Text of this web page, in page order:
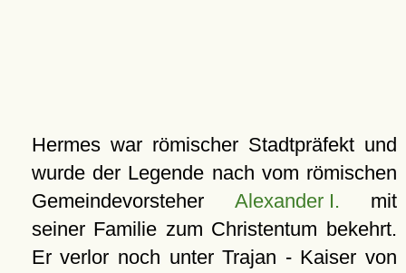
Hermes war römischer Stadtpräfekt und
wurde der Legende nach vom römischen
Gemeindevorsteher Alexander I. mit
seiner Familie zum Christentum bekehrt.
Er verlor noch unter Trajan - Kaiser von